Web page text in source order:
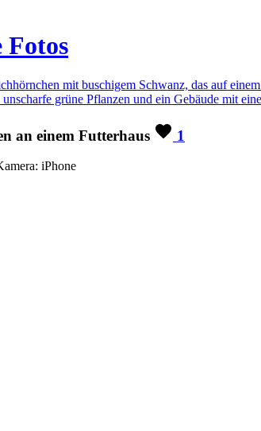
Fotos
an einem Futterhaus 1
iPhone